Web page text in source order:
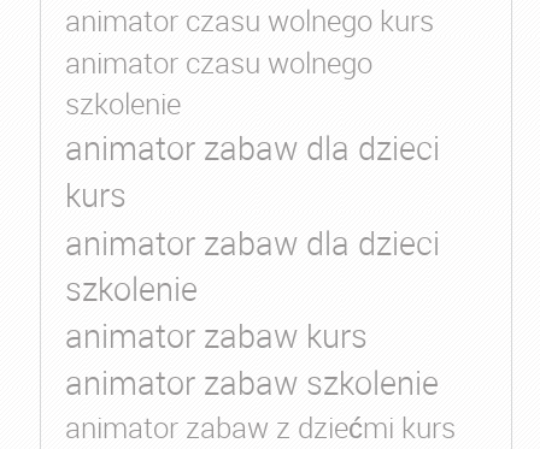
animator czasu wolnego kurs
animator czasu wolnego
szkolenie
animator zabaw dla dzieci
kurs
animator zabaw dla dzieci
szkolenie
animator zabaw kurs
animator zabaw szkolenie
animator zabaw z dziećmi kurs